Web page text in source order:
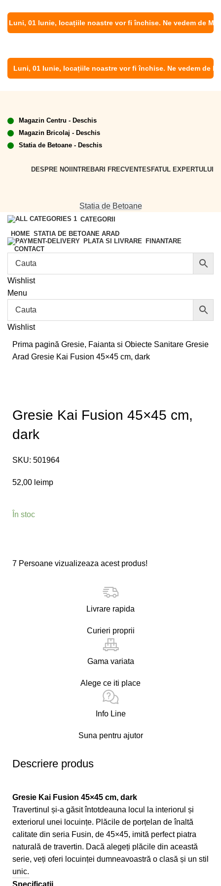
Luni, 01 Iunie, locațiile noastre vor fi închise. Ne vedem de Marți,
Luni, 01 Iunie, locațiile noastre vor fi închise. Ne vedem de
Magazin Centru - Deschis
Magazin Bricolaj - Deschis
Statia de Betoane - Deschis
DESPRE NOI INTREBARI FRECVENTESFATUL EXPERTULUI
Statia de Betoane
CATEGORII
HOME STATIA DE BETOANE ARAD
PLATA SI LIVRARE FINANTARE
CONTACT
Wishlist
Menu
Wishlist
Prima pagină Gresie, Faianta si Obiecte Sanitare Gresie
Arad Gresie Kai Fusion 45×45 cm, dark
Gresie Kai Fusion 45×45 cm,
dark
SKU: 501964
52,00 leimp
În stoc
7 Persoane vizualizeaza acest produs!
Livrare rapida
Curieri proprii
Gama variata
Alege ce iti place
Info Line
Suna pentru ajutor
Descriere produs
Gresie Kai Fusion 45×45 cm, dark
Travertinul și-a găsit întotdeauna locul la interiorul și
exteriorul unei locuințe. Plăcile de porțelan de înaltă
calitate din seria Fusin, de 45×45, imită perfect piatra
naturală de travertin. Dacă alegeți plăcile din această
serie, veți oferi locuinței dumneavoastră o clasă și un stil
unic.
Specificatii